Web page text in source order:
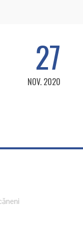
27
NOV. 2020